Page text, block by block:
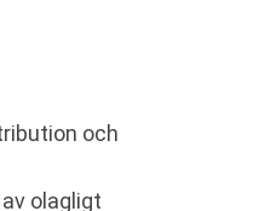
och
olagligt